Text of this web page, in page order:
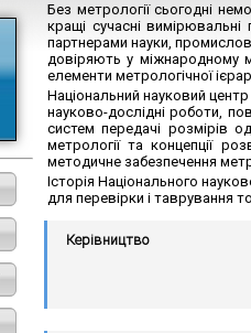
Без метрології сьогодні
кращі сучасні
партнерами науки,
довіряють у міжнародному
елементи метрологічної
Національний науковий
науково-дослідні роботи,
систем передачі розмірів
метрології та концепції
методичне забезпечення
Історія Національного
для перевірки і таврування
Керівництво